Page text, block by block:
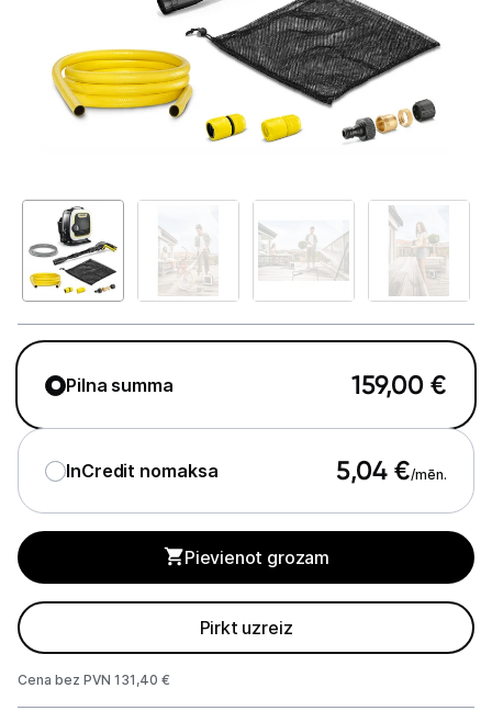
Telefoni, planšetdatori
Viedierīces
Sadzīves tehnika
Sports un atpūta
Ražotāju atjaunota tehnika
Piegāde un apmaksa
Tehnikas izvešana
Uzņēmumiem
Tet pakalpojumi
Pilna summa 159,00 €
InCredit nomaksa 5,04 €/mēn.
Pievienot grozam
Pirkt uzreiz
Cena bez PVN 131,40 €